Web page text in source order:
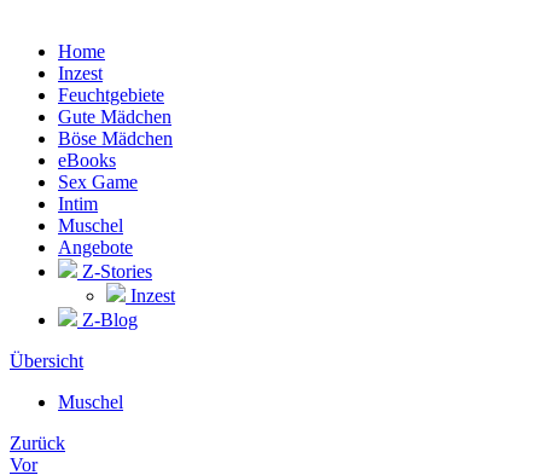
Home
Inzest
Feuchtgebiete
Gute Mädchen
Böse Mädchen
eBooks
Sex Game
Intim
Muschel
Angebote
Z-Stories
Inzest
Z-Blog
Übersicht
Muschel
Zurück
Vor